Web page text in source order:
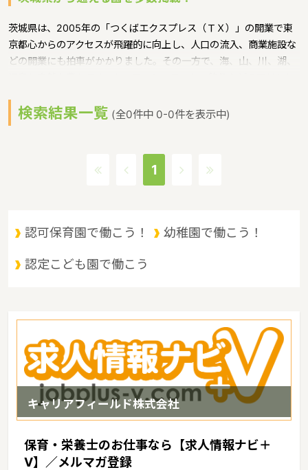
茨城県は、2005年の「つくばエクスプレス（ＴＸ）」の開業で東
京都心からのアクセスが飛躍的に向上し、人口の流入、商業施設な
どの開業にも拍車がかかりました。その一方で、海、山、川、湖、
で、東京など近郊から筑波山にやってくる人も多いというような特
徴があるエリアです。保育士修学資金等貸付制度、未就学児保育料
人口は2897644人（2017/5/1現在）です。茨城県内には、保育所
6.0万円（2017年10月賃貸住宅 D-room調べ）
検索結果一覧 (全0件中 0-0件を表示中)
1
認可保育園で働こう！ 幼稚園で働こう！
認定こども園で働こう
キャリアフィールド株式会社
保育・栄養士のお仕事なら【求人情報ナビ＋
V】／メルマガ登録